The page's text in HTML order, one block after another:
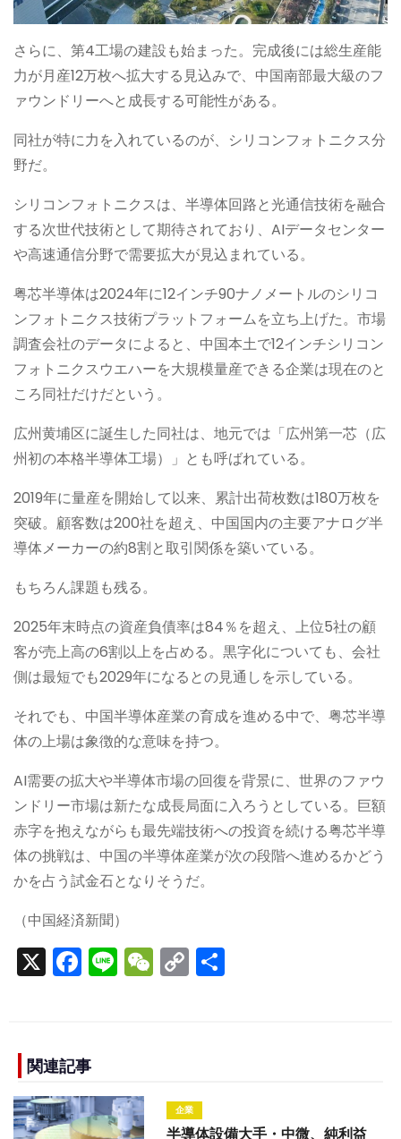
さらに、第4工場の建設も始まった。完成後には総生産能
力が月産12万枚へ拡大する見込みで、中国南部最大級のフ
ァウンドリーへと成長する可能性がある。
同社が特に力を入れているのが、シリコンフォトニクス分
野だ。
シリコンフォトニクスは、半導体回路と光通信技術を融合
する次世代技術として期待されており、AIデータセンター
や高速通信分野で需要拡大が見込まれている。
粤芯半導体は2024年に12インチ90ナノメートルのシリコ
ンフォトニクス技術プラットフォームを立ち上げた。市場
調査会社のデータによると、中国本土で12インチシリコン
フォトニクスウエハーを大規模量産できる企業は現在のと
ころ同社だけだという。
広州黄埔区に誕生した同社は、地元では「広州第一芯（広
州初の本格半導体工場）」とも呼ばれている。
2019年に量産を開始して以来、累計出荷枚数は180万枚を
突破。顧客数は200社を超え、中国国内の主要アナログ半
導体メーカーの約8割と取引関係を築いている。
もちろん課題も残る。
2025年末時点の資産負債率は84％を超え、上位5社の顧
客が売上高の6割以上を占める。黒字化についても、会社
側は最短でも2029年になるとの見通しを示している。
それでも、中国半導体産業の育成を進める中で、粤芯半導
体の上場は象徴的な意味を持つ。
AI需要の拡大や半導体市場の回復を背景に、世界のファウ
ンドリー市場は新たな成長局面に入ろうとしている。巨額
赤字を抱えながらも最先端技術への投資を続ける粤芯半導
体の挑戦は、中国の半導体産業が次の段階へ進めるかどう
かを占う試金石となりそうだ。
（中国経済新聞）
X F
a
e
b
o
Li
n
W
e
C
o
n
関連記事
企業
半導体設備大手・中微、純利益